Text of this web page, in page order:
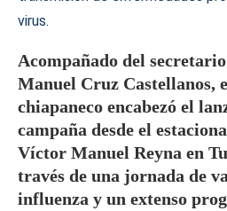
virus.
Acompañado del
Manuel Cruz Castellanos,
chiapaneco encabezó el
campaña desde el
Víctor Manuel Reyna en
través de una jornada de
influenza y un extenso